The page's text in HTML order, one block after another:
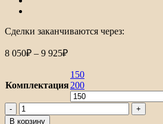
Сделки заканчиваются через:
8 050₽ – 9 925₽Диапазон
8
050₽
9
Комплектация
150
200
Количество
товара
В корзину